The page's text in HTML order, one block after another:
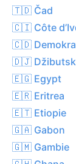
🇹🇩 Čad
🇨🇮 Côte
🇨🇩
🇩🇯
🇪🇬 Egypt
🇪🇷 Eritrea
🇪🇹 Etiopie
🇬🇦 Gabon
🇬🇲 Gambie